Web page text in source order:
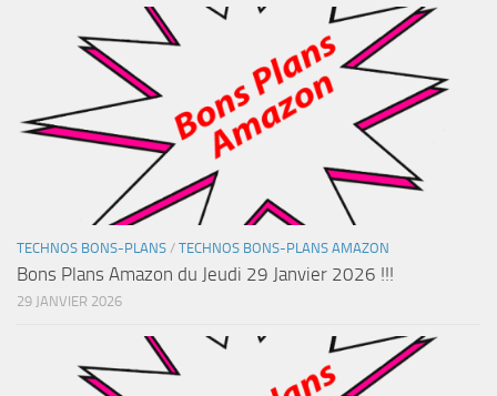
TECHNOS BONS-PLANS / TECHNOS BONS-PLANS AMAZON
Bons Plans Amazon du Jeudi 29 Janvier 2026 !!!
29 JANVIER 2026